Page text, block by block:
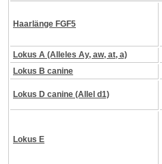
Haarlänge FGF5
Lokus A (Alleles Ay, aw, at, a)
Lokus B canine
Lokus D canine (Allel d1)
Lokus E